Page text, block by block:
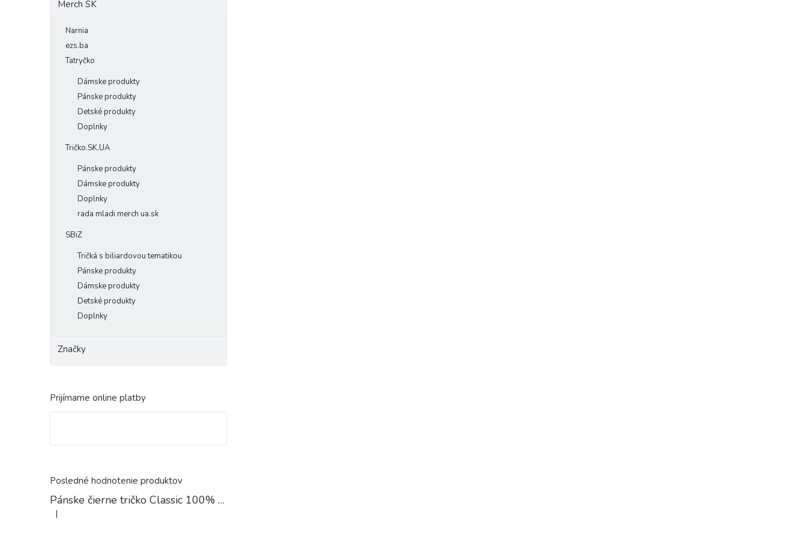
Merch SK
Narnia
ezs.ba
Tatryčko
Dámske produkty
Pánske produkty
Detské produkty
Doplnky
Tričko.SK.UA
Pánske produkty
Dámske produkty
Doplnky
rada mladi merch ua.sk
SBiZ
Tričká s biliardovou tematikou
Pánske produkty
Dámske produkty
Detské produkty
Doplnky
Značky
Prijímame online platby
Posledné hodnotenie produktov
Pánske čierne tričko Classic 100% Bavlna
Hodnotenie produktu je 4 z 5 hviezdičiek.
|